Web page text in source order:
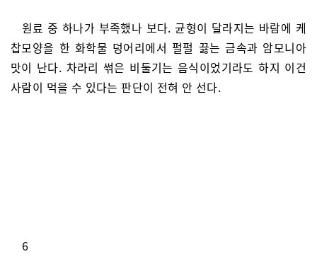
원료 중 하나가 부족했나 보다. 균형이 달라지는 바람에 케
찹모양을 한 화학물 덩어리에서 펄펄 끓는 금속과 암모니아
맛이 난다. 차라리 썪은 비둘기는 음식이었기라도 하지 이건
사람이 먹을 수 있다는 판단이 전혀 안 선다.
6